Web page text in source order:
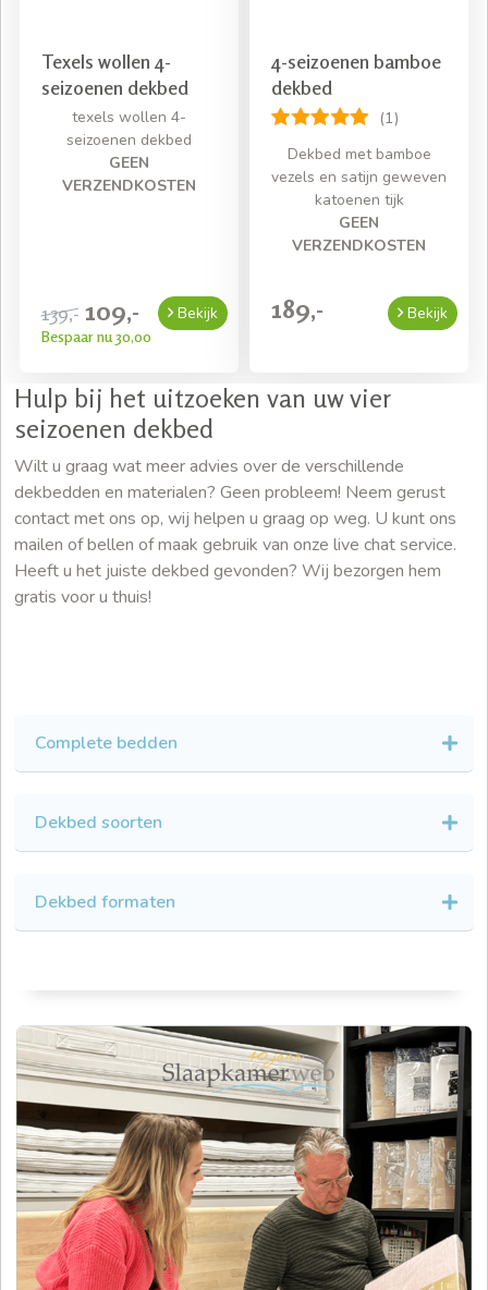
Texels wollen 4-
seizoenen dekbed
texels wollen 4-
seizoenen dekbed
GEEN
VERZENDKOSTEN
139,- 109,-
Bespaar nu 30,00
Bekijk
4-seizoenen bamboe
dekbed
(1)
Dekbed met bamboe
vezels en satijn geweven
katoenen tijk
GEEN
VERZENDKOSTEN
189,- Bekijk
Hulp bij het uitzoeken van uw vier
seizoenen dekbed
Wilt u graag wat meer advies over de verschillende
dekbedden en materialen? Geen probleem! Neem gerust
contact met ons op, wij helpen u graag op weg. U kunt ons
mailen of bellen of maak gebruik van onze live chat service.
Heeft u het juiste dekbed gevonden? Wij bezorgen hem
gratis voor u thuis!
Complete bedden
Dekbed soorten
Dekbed formaten